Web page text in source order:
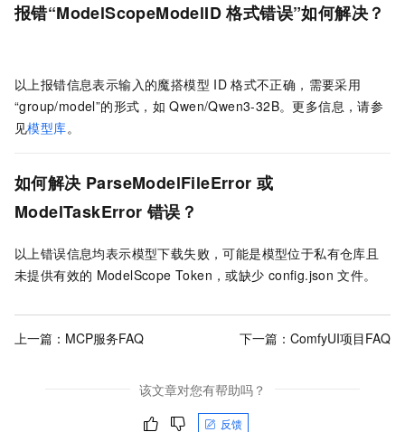
报错“ModelScopeModelID 格式错误”如何解决？
以上报错信息表示输入的魔搭模型 ID 格式不正确，需要采用
“group/model”的形式，如 Qwen/Qwen3-32B。更多信息，请参
见模型库。
如何解决 ParseModelFileError 或
ModelTaskError 错误？
以上错误信息均表示模型下载失败，可能是模型位于私有仓库且
未提供有效的 ModelScope Token，或缺少 config.json 文件。
上一篇： MCP服务FAQ 下一篇： ComfyUI项目FAQ
该文章对您有帮助吗？
反馈